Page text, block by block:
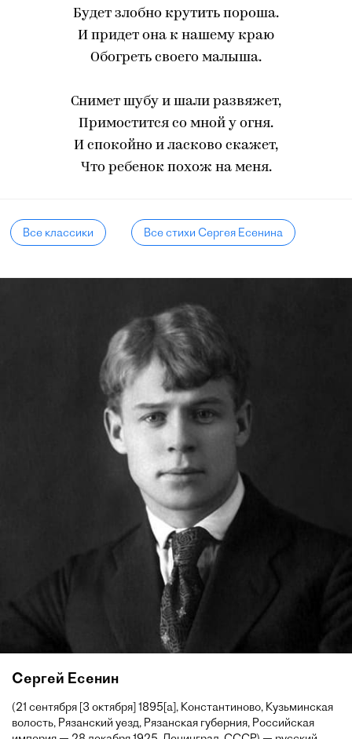
Будет злобно крутить пороша.
И придет она к нашему краю
Обогреть своего малыша.
Снимет шубу и шали развяжет,
Примостится со мной у огня.
И спокойно и ласково скажет,
Что ребенок похож на меня.
Все классики Все стихи Сергея Есенина
Сергей Есенин
(21 сентября [3 октября] 1895[a], Константиново, Кузьминская
волость, Рязанский уезд, Рязанская губерния, Российская